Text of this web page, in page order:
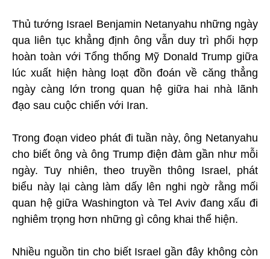
Thủ tướng Israel Benjamin Netanyahu những ngày
qua liên tục khẳng định ông vẫn duy trì phối hợp
hoàn toàn với Tổng thống Mỹ Donald Trump giữa
lúc xuất hiện hàng loạt đồn đoán về căng thẳng
ngày càng lớn trong quan hệ giữa hai nhà lãnh
đạo sau cuộc chiến với Iran.
Trong đoạn video phát đi tuần này, ông Netanyahu
cho biết ông và ông Trump điện đàm gần như mỗi
ngày. Tuy nhiên, theo truyền thông Israel, phát
biểu này lại càng làm dấy lên nghi ngờ rằng mối
quan hệ giữa Washington và Tel Aviv đang xấu đi
nghiêm trọng hơn những gì công khai thể hiện.
Nhiều nguồn tin cho biết Israel gần đây không còn